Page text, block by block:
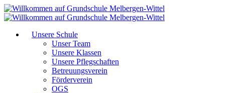
Unsere Schule
Unser Team
Unsere Klassen
Unsere Pflegschaften
Betreuungsverein
Förderverein
OGS